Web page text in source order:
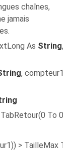
chaînes,
jamais
As String,
, compteur1
To 0)
> TailleMax